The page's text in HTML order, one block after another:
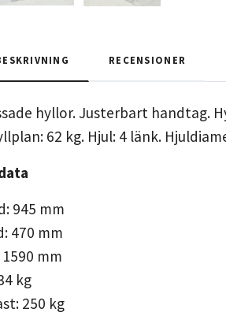
RECENSIONER
hyllor. Justerbart handtag.
62 kg. Hjul: 4 länk.
945 mm
470 mm
mm
kg
250 kg